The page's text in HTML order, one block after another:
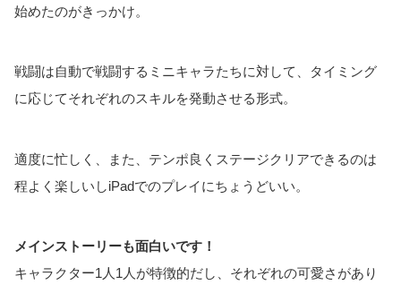
始めたのがきっかけ。
戦闘は自動で戦闘するミニキャラたちに対して、タイミング
に応じてそれぞれのスキルを発動させる形式。
適度に忙しく、また、テンポ良くステージクリアできるのは
程よく楽しいしiPadでのプレイにちょうどいい。
メインストーリーも面白いです！
キャラクター1人1人が特徴的だし、それぞれの可愛さがあり